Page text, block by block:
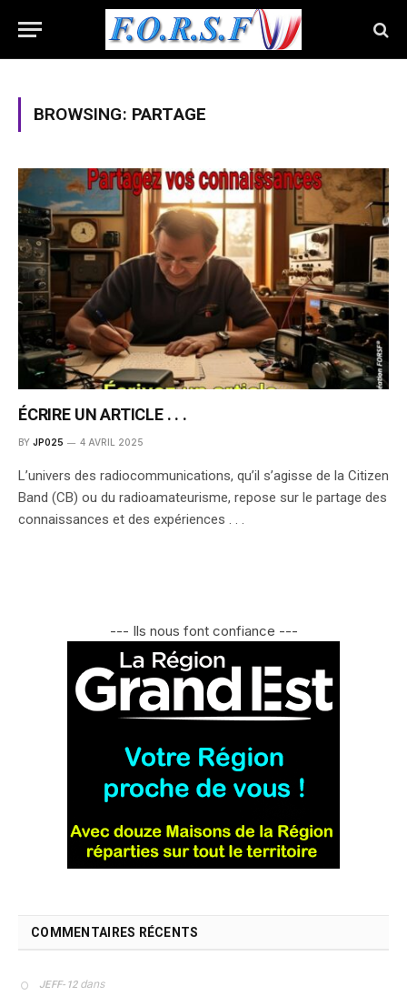
BROWSING: PARTAGE
ÉCRIRE UN ARTICLE . . .
BY JP025 4 AVRIL 2025
L’univers des radiocommunications, qu’il s’agisse de la Citizen
Band (CB) ou du radioamateurisme, repose sur le partage des
connaissances et des expériences . . .
--- Ils nous font confiance ---
COMMENTAIRES RÉCENTS
JEFF-12dans